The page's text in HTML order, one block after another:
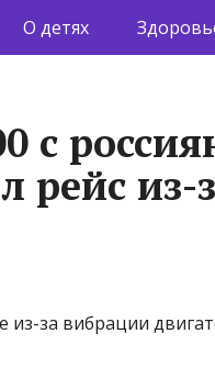
О детях
с
рейс из-
из-за вибрации